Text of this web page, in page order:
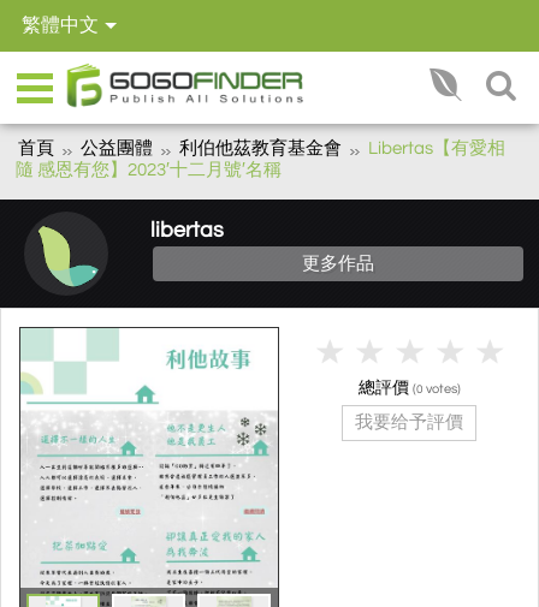
繁體中文
首頁 公益團體 利伯他茲教育基金會
Libertas【有愛相
隨 感恩有您】2023′十二月號′名稱
libertas
更多作品
總評價 (0 votes)
我要给予評價